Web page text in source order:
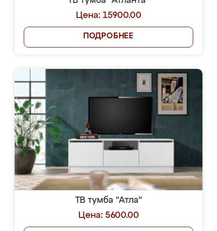
Цена: 15900.00
ПОДРОБНЕЕ
ТВ тумба "Атла"
Цена: 5600.00